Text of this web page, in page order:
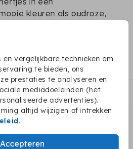
en vergelijkbare technieken om
te bieden, ons
prestaties te analyseren en
mediadoeleinden (het
advertenties).
altijd wijzigen of intrekken
.
Accepteren
kleuren als oudroze,
ook leuk: